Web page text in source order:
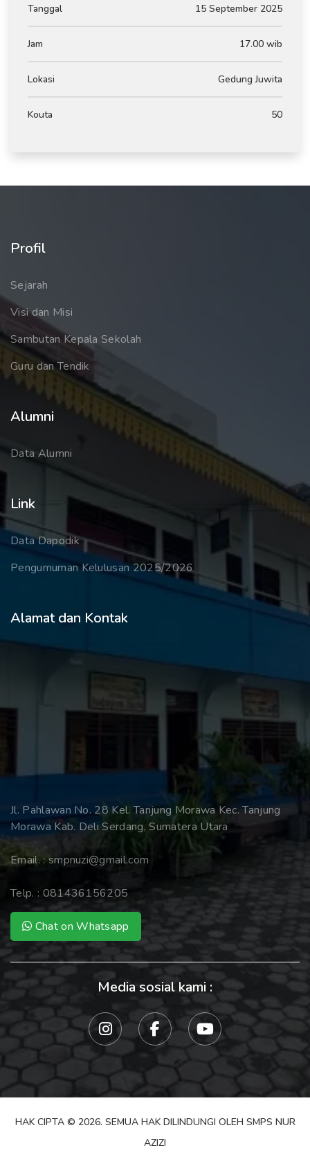
Tanggal 15 September 2025
Jam 17.00 wib
Lokasi Gedung Juwita
Kouta 50
Profil
Sejarah
Visi dan Misi
Sambutan Kepala Sekolah
Guru dan Tendik
Alumni
Data Alumni
Link
Data Dapodik
Pengumuman Kelulusan 2025/2026
Alamat dan Kontak
Jl. Pahlawan No. 28 Kel. Tanjung Morawa Kec. Tanjung
Morawa Kab. Deli Serdang, Sumatera Utara
Email. :smpnuzi@gmail.com
Telp. : 081436156205
Chat on Whatsapp
Media sosial kami :
HAK CIPTA © 2026. SEMUA HAK DILINDUNGI OLEH SMPS NUR
AZIZI